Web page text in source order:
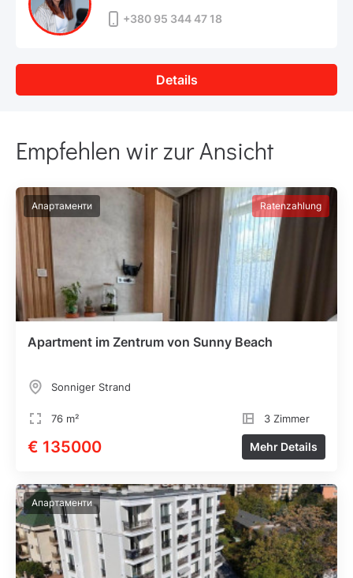
+380 95 344 47 18
Details
Empfehlen wir zur Ansicht
Апартаменти Ratenzahlung
Apartment im Zentrum von Sunny Beach
Sonniger Strand
76 m² 3 Zimmer
€ 135000 Mehr Details
Апартаменти